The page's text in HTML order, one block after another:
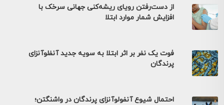
از دست‌رفتن رویای ریشه‌کنی جهانی سرخک با
افزایش شمار موارد ابتلا
فوت یک نفر بر اثر ابتلا به سویه جدید آنفلوآنزای
پرندگان
احتمال شیوع آنفولوآنزای پرندگان در واشنگتن؛